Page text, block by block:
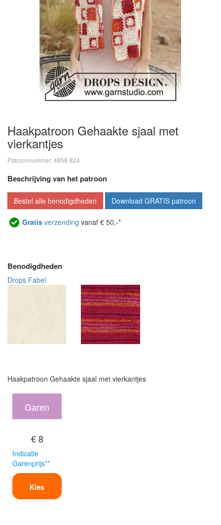
Haakpatroon Gehaakte sjaal met
vierkantjes
Patroonnummer: 4858-824
Beschrijving van het patroon
Bestel alle benodigdheden Download GRATIS patroon
Gratis verzending vanaf € 50,-*
Benodigdheden
Drops Fabel
Haakpatroon Gehaakte sjaal met vierkantjes
Garen
€ 8
Indicatie
Garenprijs**
Kies